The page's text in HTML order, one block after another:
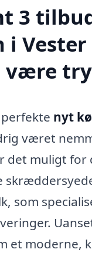
3
i Vester
være
nyt
været
det muligt for
som
et moderne,